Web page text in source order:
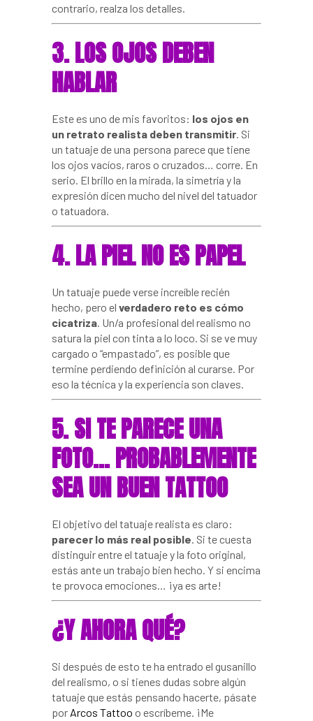
contrario, realza los detalles.
3. LOS OJOS DEBEN
HABLAR
Este es uno de mis favoritos: los ojos en
un retrato realista deben transmitir. Si
un tatuaje de una persona parece que tiene
los ojos vacíos, raros o cruzados… corre. En
serio. El brillo en la mirada, la simetría y la
expresión dicen mucho del nivel del tatuador
o tatuadora.
4. LA PIEL NO ES PAPEL
Un tatuaje puede verse increíble recién
hecho, pero el verdadero reto es cómo
cicatriza. Un/a profesional del realismo no
satura la piel con tinta a lo loco. Si se ve muy
cargado o “empastado”, es posible que
termine perdiendo definición al curarse. Por
eso la técnica y la experiencia son claves.
5. SI TE PARECE UNA
FOTO… PROBABLEMENTE
SEA UN BUEN TATTOO
El objetivo del tatuaje realista es claro:
parecer lo más real posible. Si te cuesta
distinguir entre el tatuaje y la foto original,
estás ante un trabajo bien hecho. Y si encima
te provoca emociones… ¡ya es arte!
¿Y AHORA QUÉ?
Si después de esto te ha entrado el gusanillo
del realismo, o si tienes dudas sobre algún
tatuaje que estás pensando hacerte, pásate
por Arcos Tattoo o escríbeme. ¡Me